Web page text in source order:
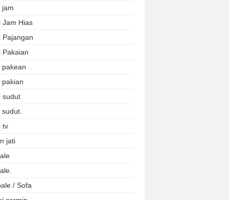
jam
Jam Hias
Pajangan
Pakaian
pakean
pakian
sudut
tv
jati
/ Sofa